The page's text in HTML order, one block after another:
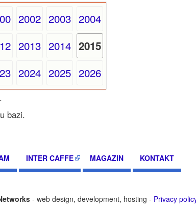
2002 2003 2004
2013 2014 2015
2024 2025 2026
bazi.
INTER CAFFE MAGAZIN KONTAKT
- web design, development, hosting - Privacy